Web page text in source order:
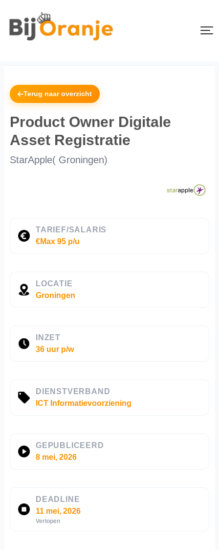
Terug naar overzicht
Product Owner Digitale
Asset Registratie
StarApple( Groningen)
TARIEF/SALARIS
€Max 95 p/u
LOCATIE
Groningen
INZET
36 uur p/w
DIENSTVERBAND
ICT Informatievoorziening
GEPUBLICEERD
8 mei, 2026
DEADLINE
11 mei, 2026
Verlopen